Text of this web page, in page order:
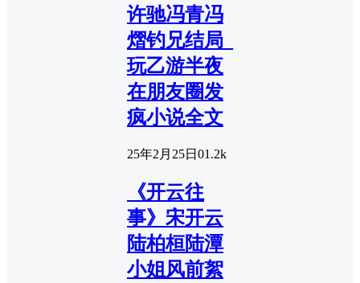
许驰冯青冯
熠钓兄结局_
玩乙游半夜
在朋友圈发
疯小说全文
25年2月25日 01.2k
《开云往
事》宋开云
陆柏桓陆潭
小姐风前絮